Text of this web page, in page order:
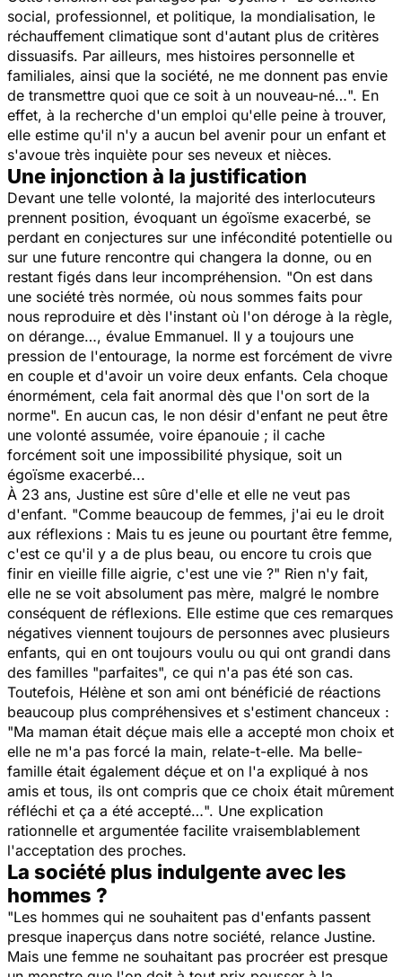
social, professionnel, et politique, la mondialisation, le
réchauffement climatique sont d'autant plus de critères
dissuasifs. Par ailleurs, mes histoires personnelle et
familiales, ainsi que la société, ne me donnent pas envie
de transmettre quoi que ce soit à un nouveau-né…". En
effet, à la recherche d'un emploi qu'elle peine à trouver,
elle estime qu'il n'y a aucun bel avenir pour un enfant et
s'avoue très inquiète pour ses neveux et nièces.
Une injonction à la justification
Devant une telle volonté, la majorité des interlocuteurs
prennent position, évoquant un égoïsme exacerbé, se
perdant en conjectures sur une infécondité potentielle ou
sur une future rencontre qui changera la donne, ou en
restant figés dans leur incompréhension. "On est dans
une société très normée, où nous sommes faits pour
nous reproduire et dès l'instant où l'on déroge à la règle,
on dérange…, évalue Emmanuel. Il y a toujours une
pression de l'entourage, la norme est forcément de vivre
en couple et d'avoir un voire deux enfants. Cela choque
énormément, cela fait anormal dès que l'on sort de la
norme". En aucun cas, le non désir d'enfant ne peut être
une volonté assumée, voire épanouie ; il cache
forcément soit une impossibilité physique, soit un
égoïsme exacerbé...
À 23 ans, Justine est sûre d'elle et elle ne veut pas
d'enfant. "Comme beaucoup de femmes, j'ai eu le droit
aux réflexions : Mais tu es jeune ou pourtant être femme,
c'est ce qu'il y a de plus beau, ou encore tu crois que
finir en vieille fille aigrie, c'est une vie ?" Rien n'y fait,
elle ne se voit absolument pas mère, malgré le nombre
conséquent de réflexions. Elle estime que ces remarques
négatives viennent toujours de personnes avec plusieurs
enfants, qui en ont toujours voulu ou qui ont grandi dans
des familles "parfaites", ce qui n'a pas été son cas.
Toutefois, Hélène et son ami ont bénéficié de réactions
beaucoup plus compréhensives et s'estiment chanceux :
"Ma maman était déçue mais elle a accepté mon choix et
elle ne m'a pas forcé la main, relate-t-elle. Ma belle-
famille était également déçue et on l'a expliqué à nos
amis et tous, ils ont compris que ce choix était mûrement
réfléchi et ça a été accepté…". Une explication
rationnelle et argumentée facilite vraisemblablement
l'acceptation des proches.
La société plus indulgente avec les
hommes ?
"Les hommes qui ne souhaitent pas d'enfants passent
presque inaperçus dans notre société, relance Justine.
Mais une femme ne souhaitant pas procréer est presque